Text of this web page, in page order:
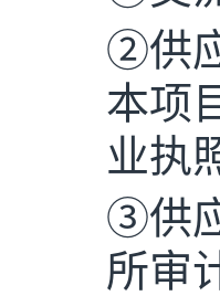
②供
本项
业执
③供
所审